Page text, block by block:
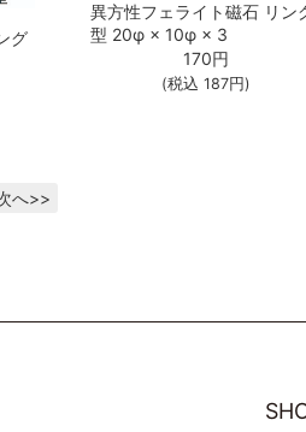
グ
異方性フェライト磁石 リン
型 20φ × 10φ × 3
170円
(税込187円)
へ>>